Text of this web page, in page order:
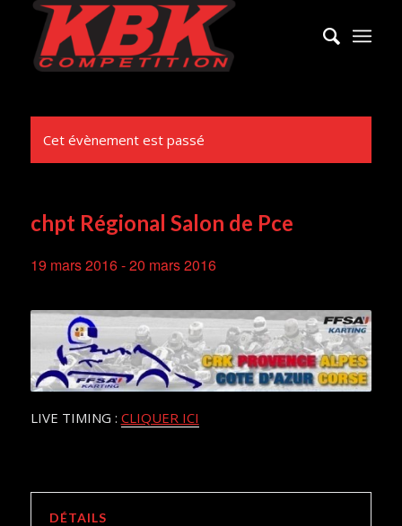
Cet évènement est passé
chpt Régional Salon de Pce
19 mars 2016-20 mars 2016
LIVE TIMING : CLIQUER ICI
DÉTAILS